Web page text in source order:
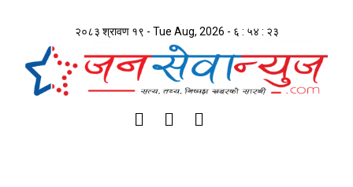
२०८३ श्रावण १९ - Tue Aug, 2026 - ६ : ५४ : २३